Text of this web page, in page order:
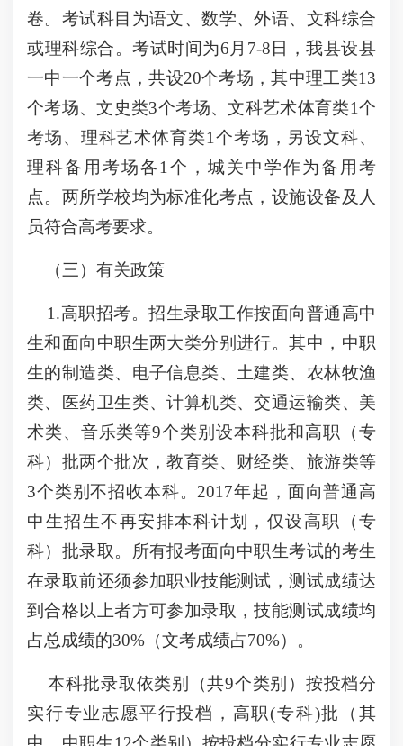
卷。考试科目为语文、数学、外语、文科综合
或理科综合。考试时间为6月7-8日，我县设县
一中一个考点，共设20个考场，其中理工类13
个考场、文史类3个考场、文科艺术体育类1个
考场、理科艺术体育类1个考场，另设文科、
理科备用考场各1个，城关中学作为备用考
点。两所学校均为标准化考点，设施设备及人
员符合高考要求。
（三）有关政策
1.高职招考。招生录取工作按面向普通高中
生和面向中职生两大类分别进行。其中，中职
生的制造类、电子信息类、土建类、农林牧渔
类、医药卫生类、计算机类、交通运输类、美
术类、音乐类等9个类别设本科批和高职（专
科）批两个批次，教育类、财经类、旅游类等
3个类别不招收本科。2017年起，面向普通高
中生招生不再安排本科计划，仅设高职（专
科）批录取。所有报考面向中职生考试的考生
在录取前还须参加职业技能测试，测试成绩达
到合格以上者方可参加录取，技能测试成绩均
占总成绩的30%（文考成绩占70%）。
本科批录取依类别（共9个类别）按投档分
实行专业志愿平行投档，高职(专科)批（其